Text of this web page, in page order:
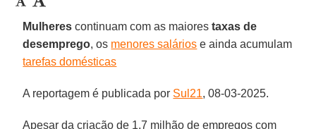
Mulheres continuam com as maiorestaxas de
desemprego, os menores salários e ainda acumulam
tarefas domésticas
A reportagem é publicada por Sul21, 08-03-2025.
Apesar da criação de 1,7 milhão de empregos com